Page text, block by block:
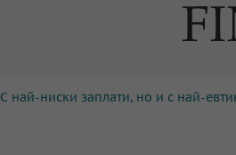
С най-ниски заплати, но и с най-